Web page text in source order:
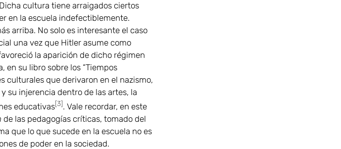
cultura tiene arraigados ciertos
en la escuela indefectiblemente.
arriba. No solo es interesante el caso
una vez que Hitler asume como
la aparición de dicho régimen
su libro sobre los “Tiempos
culturales que derivaron en el nazismo,
y su injerencia dentro de las artes, la
educativas[3]. Vale recordar, en este
de las pedagogías críticas, tomado del
que lo que sucede en la escuela no es
de poder en la sociedad.